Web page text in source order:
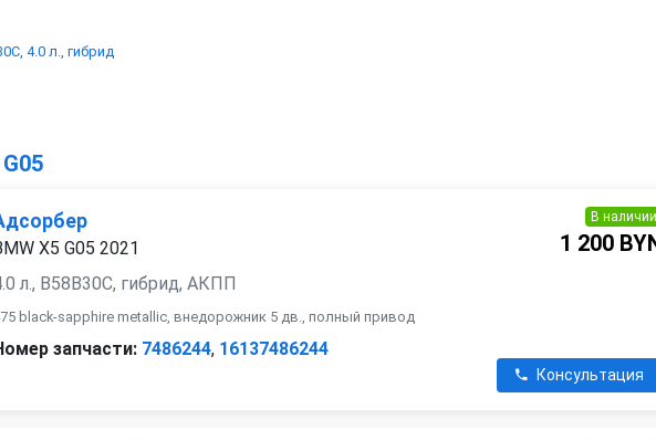
4.0 л., гибрид
X5 G05 2021
л., B58B30C, гибрид, АКПП
black-sapphire metallic, внедорожник 5 дв., полный привод
запчасти: 7486244, 16137486244
В наличии
1 200
Консультация